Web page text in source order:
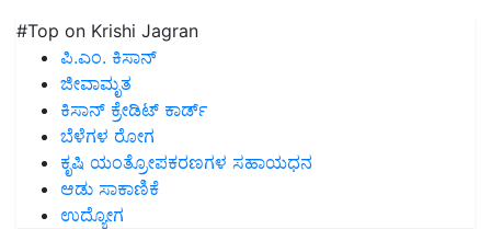
#Top on Krishi Jagran
ಪಿ.ಎಂ. ಕಿಸಾನ್
ಜೀವಾಮೃತ
ಕಿಸಾನ್ ಕ್ರೇಡಿಟ್ ಕಾರ್ಡ್
ಬೆಳೆಗಳ ರೋಗ
ಕೃಷಿ ಯಂತ್ರೋಪಕರಣಗಳ ಸಹಾಯಧನ
ಆಡು ಸಾಕಾಣಿಕೆ
ಉದ್ಯೋಗ